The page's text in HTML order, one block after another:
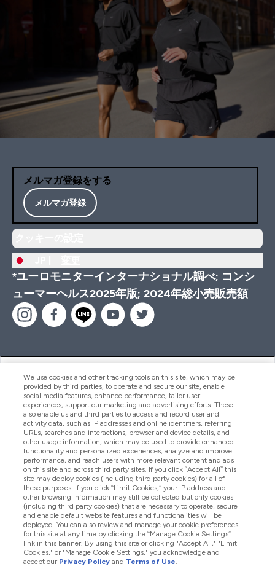
メルマガ登録をする
メルマガ登録
*ユーロモニターインターナショナル調べ; コンシ
ューマーヘルス2025年版; 2024年総小売販売額
ヘルプ＆ガイド
商品について
会社概要
特典＆ポイント
2026 The Hut.com Ltd
We use cookies and other tracking tools on this site, which may be
provided by third parties, to operate and secure our site, enable
social media features, enhance performance, tailor user
experiences, support our marketing and advertising efforts. These
also enable us and third parties to access and record user and
activity data, such as IP addresses and online identifiers, referring
URLs, searches and interactions, browser and device details, and
other usage information, which may be used to provide enhanced
functionality and personalized experiences, analyze and improve
performance, and reach users with more relevant content and ads
on this site and across third party sites. If you click “Accept All” this
site may deploy cookies (including third party cookies) for all of
these purposes. If you click “Limit Cookies,” your IP address and
other browsing information may still be collected but only cookies
(including third party cookies) that are necessary to operate, secure
and enable default website features and functionalities will be
deployed. You can also review and manage your cookie preferences
for this site at any time by clicking the “Manage Cookie Settings”
link in this banner. By using this site or clicking "Accept All," "Limit
Cookies," or "Manage Cookie Settings," you acknowledge and
accept our Privacy Policy and Terms of Use.